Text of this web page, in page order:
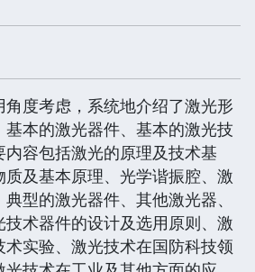
度考虑，系统地介绍了激光形
基本的激光器件、基本的激光技
容包括激光的原理及技术基
及基本原理、光学谐振腔、激
型的激光器件、其他激光器、
术器件的设计及选用原则、激
实验、激光技术在国防科技领